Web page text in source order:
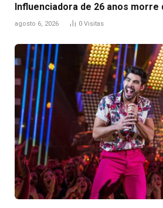
Influenciadora de 26 anos morre
agosto 6, 2026 0 Visitas